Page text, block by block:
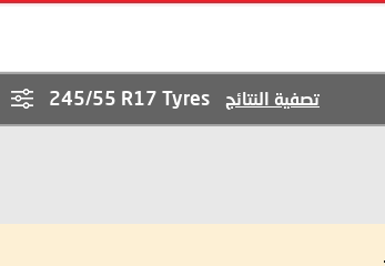
تصفية النتائج 245/55 R17 Tyres